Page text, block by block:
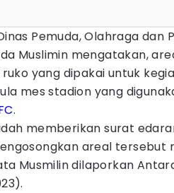
Pemuda, Olahraga dan
Muslimin mengatakan,
yang dipakai untuk
mes stadion yang
.
memberikan surat
areal tersebut
Musmilin dilaporkan